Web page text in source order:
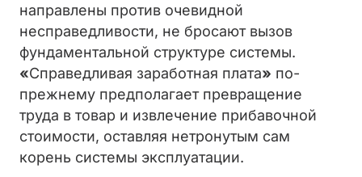
направлены против очевидной
несправедливости, не бросают вызов
фундаментальной структуре системы.
«Справедливая заработная плата» по-
прежнему предполагает превращение
труда в товар и извлечение прибавочной
стоимости, оставляя нетронутым сам
корень системы эксплуатации.